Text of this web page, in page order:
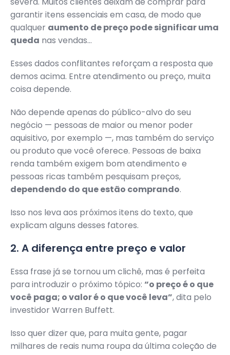
garantir itens essenciais em casa, de modo que
qualquer aumento de preço pode significar uma
queda nas vendas…
Esses dados conflitantes reforçam a resposta que
demos acima. Entre atendimento ou preço, muita
coisa depende.
Não depende apenas do público-alvo do seu
negócio — pessoas de maior ou menor poder
aquisitivo, por exemplo —, mas também do serviço
ou produto que você oferece. Pessoas de baixa
renda também exigem bom atendimento e
pessoas ricas também pesquisam preços,
dependendo do que estão comprando.
Isso nos leva aos próximos itens do texto, que
explicam alguns desses fatores.
2. A diferença entre preço e valor
Essa frase já se tornou um clichê, mas é perfeita
para introduzir o próximo tópico: “o preço é o que
você paga; o valor é o que você leva”, dita pelo
investidor Warren Buffett.
Isso quer dizer que, para muita gente, pagar
milhares de reais numa roupa da última coleção de